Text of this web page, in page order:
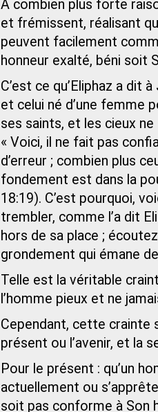
À combien plus forte
et frémissent, réalisant
peuvent facilement
honneur exalté, béni soit
C’est ce qu’Eliphaz a dit
et celui né d’une femme
ses saints, et les cieux
« Voici, il ne fait pas
d’erreur ; combien plus
fondement est dans la
18:19). C’est pourquoi,
trembler, comme l’a dit
hors de sa place ;
grondement qui émane
Telle est la véritable
l’homme pieux et ne
Cependant, cette crainte
présent ou l’avenir, et la
Pour le présent : qu’un
actuellement ou
soit pas conforme à Son